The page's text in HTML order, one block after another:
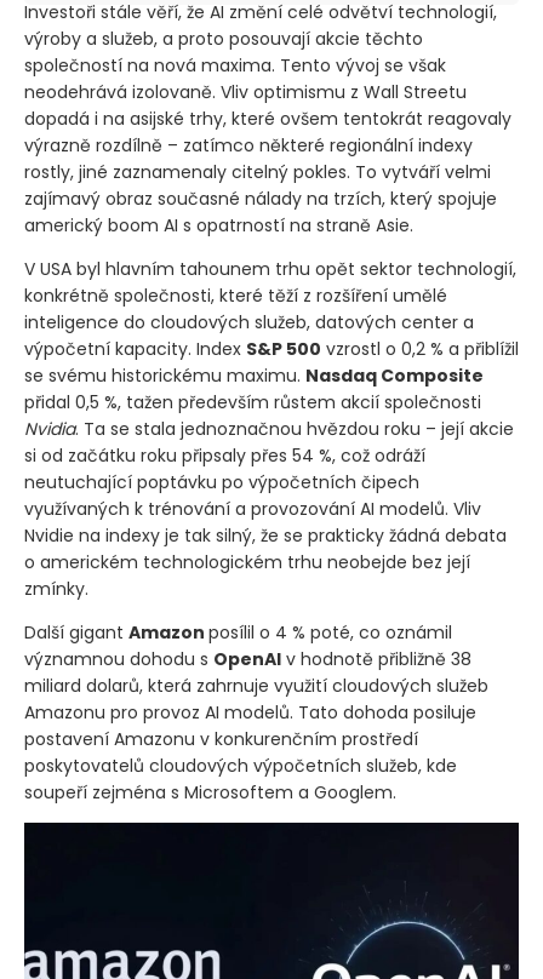
Investoři stále věří, že AI změní celé odvětví technologií,
výroby a služeb, a proto posouvají akcie těchto
společností na nová maxima. Tento vývoj se však
neodehrává izolovaně. Vliv optimismu z Wall Streetu
dopadá i na asijské trhy, které ovšem tentokrát reagovaly
výrazně rozdílně – zatímco některé regionální indexy
rostly, jiné zaznamenaly citelný pokles. To vytváří velmi
zajímavý obraz současné nálady na trzích, který spojuje
americký boom AI s opatrností na straně Asie.
V USA byl hlavním tahounem trhu opět sektor technologií,
konkrétně společnosti, které těží z rozšíření umělé
inteligence do cloudových služeb, datových center a
výpočetní kapacity. Index S&P 500 vzrostl o 0,2 % a přiblížil
se svému historickému maximu. Nasdaq Composite
přidal 0,5 %, tažen především růstem akcií společnosti
Nvidia. Ta se stala jednoznačnou hvězdou roku – její akcie
si od začátku roku připsaly přes 54 %, což odráží
neutuchající poptávku po výpočetních čipech
využívaných k trénování a provozování AI modelů. Vliv
Nvidie na indexy je tak silný, že se prakticky žádná debata
o americkém technologickém trhu neobejde bez její
zmínky.
Další gigant Amazon posílil o 4 % poté, co oznámil
významnou dohodu s OpenAI v hodnotě přibližně 38
miliard dolarů, která zahrnuje využití cloudových služeb
Amazonu pro provoz AI modelů. Tato dohoda posiluje
postavení Amazonu v konkurenčním prostředí
poskytovatelů cloudových výpočetních služeb, kde
soupeří zejména s Microsoftem a Googlem.